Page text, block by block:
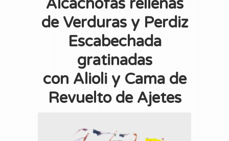
Alcachofas rellenas
de Verduras y Perdiz
Escabechada
gratinadas
con Alioli y Cama de
Revuelto de Ajetes